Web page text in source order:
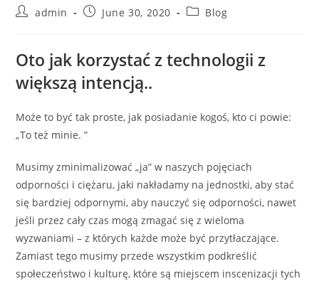
admin June 30, 2020 Blog
Oto jak korzystać z technologii z
większą intencją..
Może to być tak proste, jak posiadanie kogoś, kto ci powie:
„To też minie. ”
Musimy zminimalizować „ja” w naszych pojęciach
odporności i ciężaru, jaki nakładamy na jednostki, aby stać
się bardziej odpornymi, aby nauczyć się odporności, nawet
jeśli przez cały czas mogą zmagać się z wieloma
wyzwaniami – z których każde może być przytłaczające.
Zamiast tego musimy przede wszystkim podkreślić
społeczeństwo i kulturę, które są miejscem inscenizacji tych